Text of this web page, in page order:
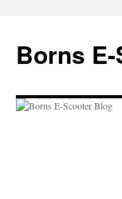
springen
Borns